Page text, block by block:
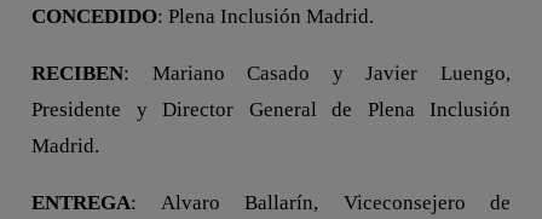
CONCEDIDO: Plena Inclusión Madrid.
RECIBEN: Mariano Casado y Javier Luengo,
Presidente y Director General de Plena Inclusión
Madrid.
ENTREGA: Alvaro Ballarín, Viceconsejero de